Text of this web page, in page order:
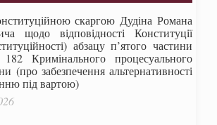
скаргою Дудіна Романа
щодо відповідності Конституції
абзацу п’ятого частини
182 Кримінального процесуального
(про забезпечення альтернативності
під вартою)